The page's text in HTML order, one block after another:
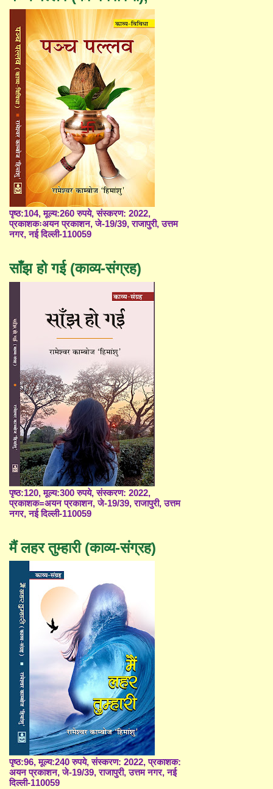
पृष्ठ:104, मूल्य:260 रुपये, संस्करण: 2022,
प्रकाशकःअयन प्रकाशन, जे-19/39, राजापुरी, उत्तम
नगर, नई दिल्ली-110059
साँझ हो गई (काव्य-संग्रह)
पृष्ठ:120, मूल्य:300 रुपये, संस्करण: 2022,
प्रकाशक=अयन प्रकाशन, जे-19/39, राजापुरी, उत्तम
नगर, नई दिल्ली-110059
मैं लहर तुम्हारी (काव्य-संग्रह)
पृष्ठ:96, मूल्य:240 रुपये, संस्करण: 2022, प्रकाशक:
अयन प्रकाशन, जे-19/39, राजापुरी, उत्तम नगर, नई
दिल्ली-110059